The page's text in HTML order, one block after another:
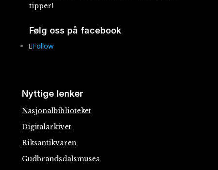
tipper!
Følg oss på facebook
Follow
Nyttige lenker
Nasjonalbiblioteket
Digitalarkivet
Riksantikvaren
Gudbrandsdalsmusea